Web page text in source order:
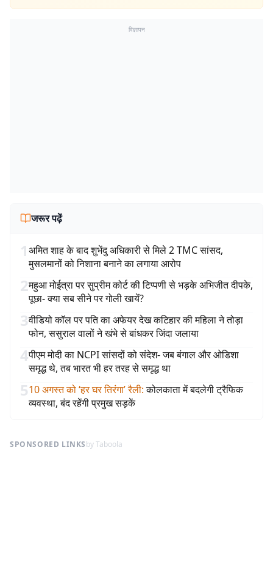
विज्ञापन
जरूर पढ़ें
1अमित शाह के बाद शुभेंदु अधिकारी से मिले 2 TMC सांसद,
मुसलमानों को निशाना बनाने का लगाया आरोप
2महुआ मोईत्रा पर सुप्रीम कोर्ट की टिप्पणी से भड़के अभिजीत दीपके,
पूछा- क्या सब सीने पर गोली खायें?
3वीडियो कॉल पर पति का अफेयर देख कटिहार की महिला ने तोड़ा
फोन, ससुराल वालों ने खंभे से बांधकर जिंदा जलाया
4पीएम मोदी का NCPI सांसदों को संदेश- जब बंगाल और ओडिशा
समृद्ध थे, तब भारत भी हर तरह से समृद्ध था
510 अगस्त को ‘हर घर तिरंगा’ रैली: कोलकाता में बदलेगी ट्रैफिक
व्यवस्था, बंद रहेंगी प्रमुख सड़कें
SPONSORED LINKSby Taboola